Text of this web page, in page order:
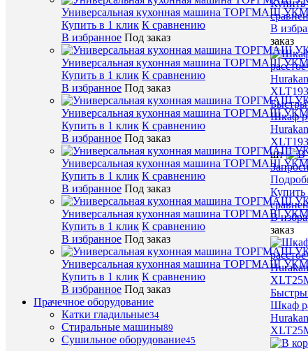
Универсальная кухонная машина ТОРГМАШ
Купить в 1 клик К сравнению
В избранное Под заказ
Универсальная кухонная машина ТОРГМАШ
Купить в 1 клик К сравнению
В избранное Под заказ
Универсальная кухонная машина ТОРГМАШ
Купить в 1 клик К сравнению
В избранное Под заказ
Универсальная кухонная машина ТОРГМАШ
Купить в 1 клик К сравнению
В избранное Под заказ
Универсальная кухонная машина ТОРГМАШ
Купить в 1 клик К сравнению
В избранное Под заказ
Универсальная кухонная машина ТОРГМАШ
Купить в 1 клик К сравнению
В избранное Под заказ
Прачечное оборудование
Катки гладильные34
Стиральные машины89
Сушильное оборудование45
Купить
В
заказ
Шкаф
шт
Купить
В
заказ
Шкаф